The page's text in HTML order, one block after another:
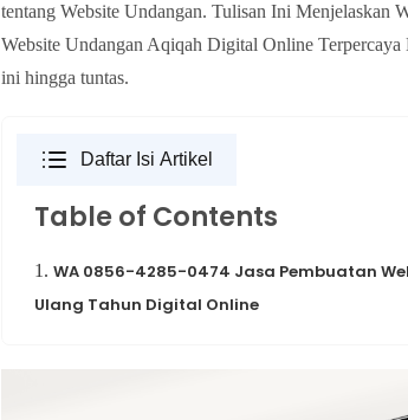
tentang Website Undangan. Tulisan Ini Menjelaskan
Website Undangan Aqiqah Digital Online
ini hingga tuntas.
Daftar Isi Artikel
Table of Contents
1. WA 0856-4285-0474 Jasa Pembuatan
Ulang Tahun Digital Online